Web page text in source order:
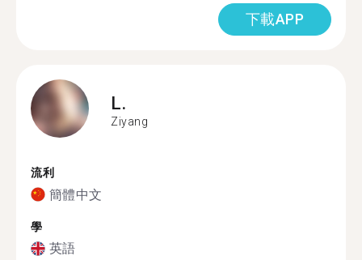
下載APP
L.
Ziyang
流利
簡體中文
學
英語